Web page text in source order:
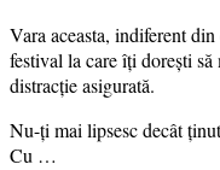
Vara aceasta, indiferent
festival la care îți dorești
distracție asigurată.
Nu-ți mai lipsesc decât
Cu …